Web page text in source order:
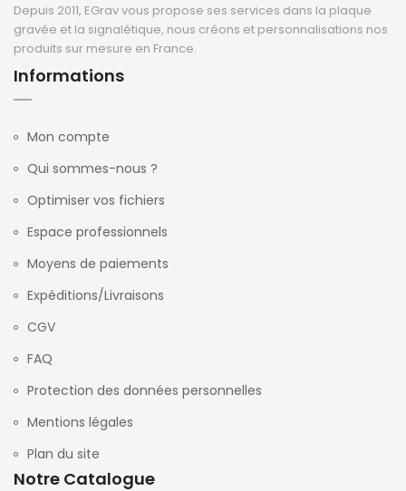
Depuis 2011, EGrav vous propose ses services dans la plaque
gravée et la signalétique, nous créons et personnalisations nos
produits sur mesure en France.
Informations
Mon compte
Qui sommes-nous ?
Optimiser vos fichiers
Espace professionnels
Moyens de paiements
Expéditions/Livraisons
CGV
FAQ
Protection des données personnelles
Mentions légales
Plan du site
Notre Catalogue